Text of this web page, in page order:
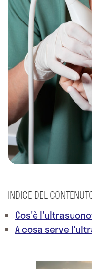
INDICE DEL
Cos'è
A cosa serve